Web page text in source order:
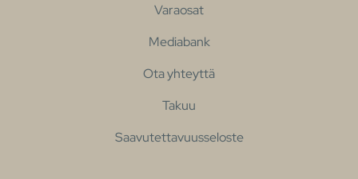
Varaosat
Mediabank
Ota yhteyttä
Takuu
Saavutettavuusseloste